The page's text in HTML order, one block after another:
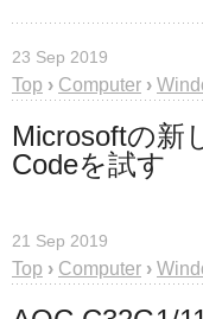
23 Sep 2019
Top › Computer ›
Microsoftの新
Codeを試す
21 Sep 2019
Top › Computer ›